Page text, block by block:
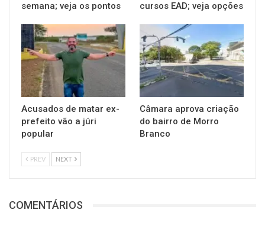
semana; veja os pontos
cursos EAD; veja opções
Acusados de matar ex-
prefeito vão a júri
popular
Câmara aprova criação
do bairro de Morro
Branco
PREV NEXT
COMENTÁRIOS